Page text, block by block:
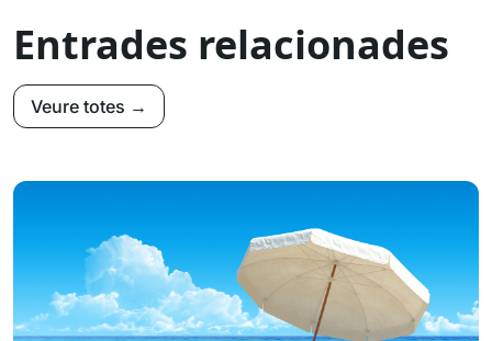
Entrades relacionades
Veure totes →